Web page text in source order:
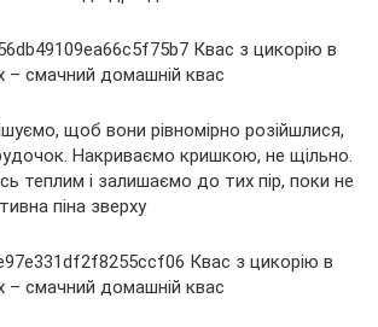
щоб вони рівномірно розійшлися,
Накриваємо кришкою, не щільно.
теплим і залишаємо до тих пір, поки не
піна зверху